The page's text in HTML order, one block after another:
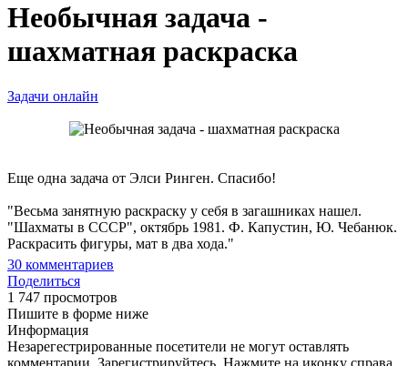
Необычная задача -
шахматная раскраска
Задачи онлайн
Еще одна задача от Элси Ринген. Спасибо!
"Весьма занятную раскраску у себя в загашниках нашел.
"Шахматы в СССР", октябрь 1981. Ф. Капустин, Ю. Чебанюк.
Раскрасить фигуры, мат в два хода."
30 комментариев
Поделиться
1 747 просмотров
Пишите в форме ниже
Информация
Незарегестрированные посетители не могут оставлять
комментарии. Зарегистрируйтесь. Нажмите на иконку справа